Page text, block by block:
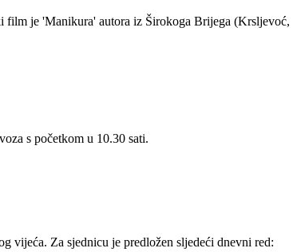
film je 'Manikura' autora iz Širokoga Brijega (Krsljevoć,
s početkom u 10.30 sati.
vijeća. Za sjednicu je predložen sljedeći dnevni red: